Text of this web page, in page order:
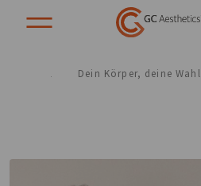
Dein Körper, deine Wahl